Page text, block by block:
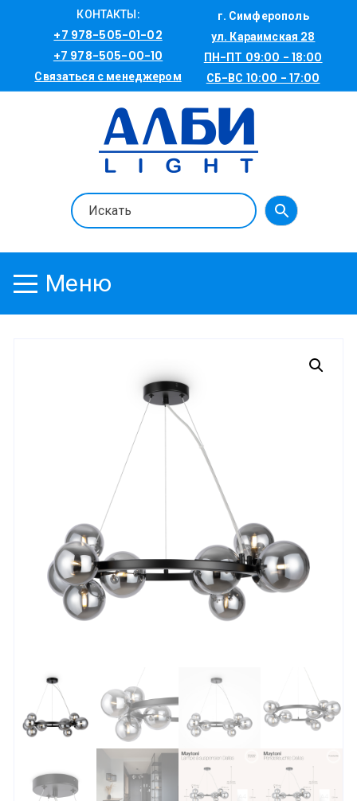
КОНТАКТЫ:
+7 978-505-01-02
+7 978-505-00-10
Связаться с менеджером
г. Симферополь
ул. Караимская 28
ПН-ПТ 09:00 - 18:00
СБ-ВС 10:00 - 17:00
Меню